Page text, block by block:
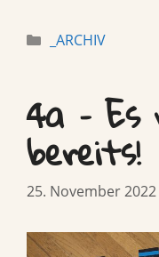
Categories
_ARCHIV
4a – Es
bereits!
25. November 2022